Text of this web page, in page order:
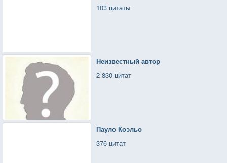
103 цитаты
Неизвестный автор
2 830 цитат
Пауло Коэльо
376 цитат